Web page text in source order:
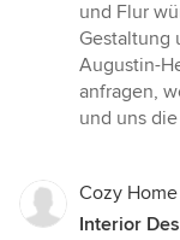
von
5
Sternen
und Flur
Gestaltung
Augustin-
anfragen,
und uns
Cozy
Interior